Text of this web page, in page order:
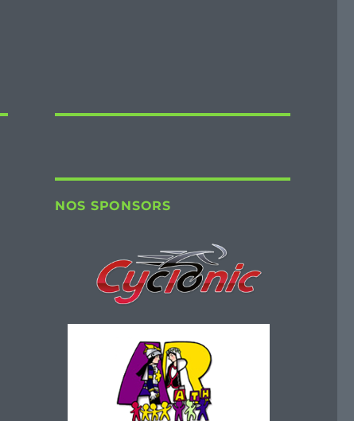
NOS SPONSORS